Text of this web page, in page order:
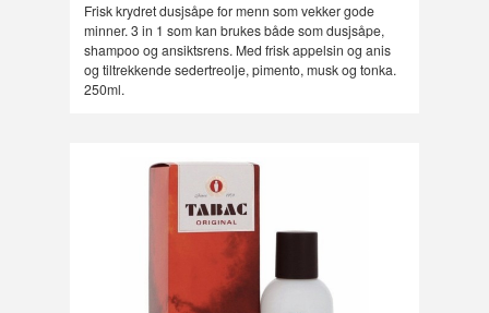
Frisk krydret dusjsåpe for menn som vekker gode
minner. 3 in 1 som kan brukes både som dusjsåpe,
shampoo og ansiktsrens. Med frisk appelsin og anis
og tiltrekkende sedertreolje, pimento, musk og tonka.
250ml.